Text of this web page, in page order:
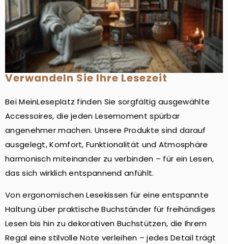
Verwandeln Sie Ihre Lesezeit
Bei MeinLeseplatz finden Sie sorgfältig ausgewählte
Accessoires, die jeden Lesemoment spürbar
angenehmer machen. Unsere Produkte sind darauf
ausgelegt, Komfort, Funktionalität und Atmosphäre
harmonisch miteinander zu verbinden – für ein Lesen,
das sich wirklich entspannend anfühlt.
Von ergonomischen Lesekissen für eine entspannte
Haltung über praktische Buchständer für freihändiges
Lesen bis hin zu dekorativen Buchstützen, die Ihrem
Regal eine stilvolle Note verleihen – jedes Detail trägt